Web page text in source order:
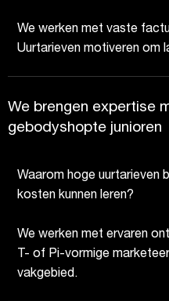
We werken met vaste
Uurtarieven motiveren om
We brengen expertise
gebodyshopte junioren
Waarom hoge uurtarieven
kosten kunnen leren?
We werken met ervaren
T- of Pi-vormige
vakgebied.